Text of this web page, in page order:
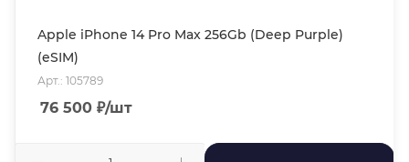
Apple iPhone 14 Pro Max 256Gb (Deep Purple)
(eSIM)
Арт.: 105789
76 500 ₽/шт